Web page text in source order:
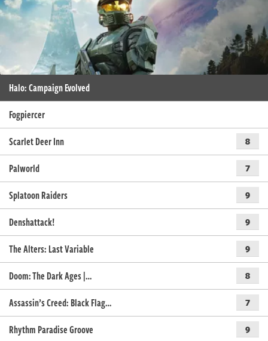
Halo: Campaign Evolved
Fogpiercer
Scarlet Deer Inn
8
Palworld 7
Splatoon Raiders 9
Denshattack! 9
The Alters: Last Variable 9
Doom: The Dark Ages |… 8
Assassin’s Creed: Black Flag… 7
Rhythm Paradise Groove 9